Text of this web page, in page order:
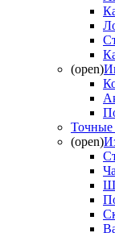
(open)
Точные
(open)